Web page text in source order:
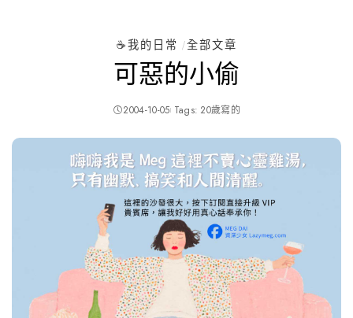
☕️我的日常 全部文章
可惡的小偷
2004-10-05 Tags: 20歲寫的